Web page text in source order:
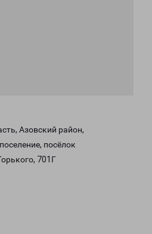
Азовский район,
посёлок
701Г